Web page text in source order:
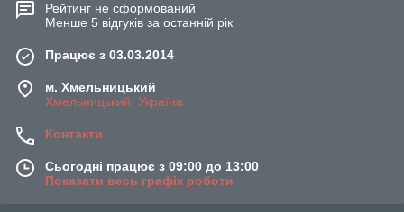
Рейтинг не сформований
Менше 5 відгуків за останній рік
Працює з 03.03.2014
м. Хмельницький
Хмельницький, Україна
Контакти
Сьогодні працює з 09:00 до 13:00
Показати весь графік роботи